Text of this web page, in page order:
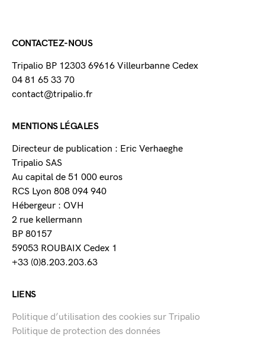
CONTACTEZ-NOUS
Tripalio BP 12303 69616 Villeurbanne Cedex
04 81 65 33 70
contact@tripalio.fr
MENTIONS LÉGALES
Directeur de publication : Eric Verhaeghe
Tripalio SAS
Au capital de 51 000 euros
RCS Lyon 808 094 940
Hébergeur : OVH
2 rue kellermann
BP 80157
59053 ROUBAIX Cedex 1
+33 (0)8.203.203.63
LIENS
Politique d’utilisation des cookies sur Tripalio
Politique de protection des données